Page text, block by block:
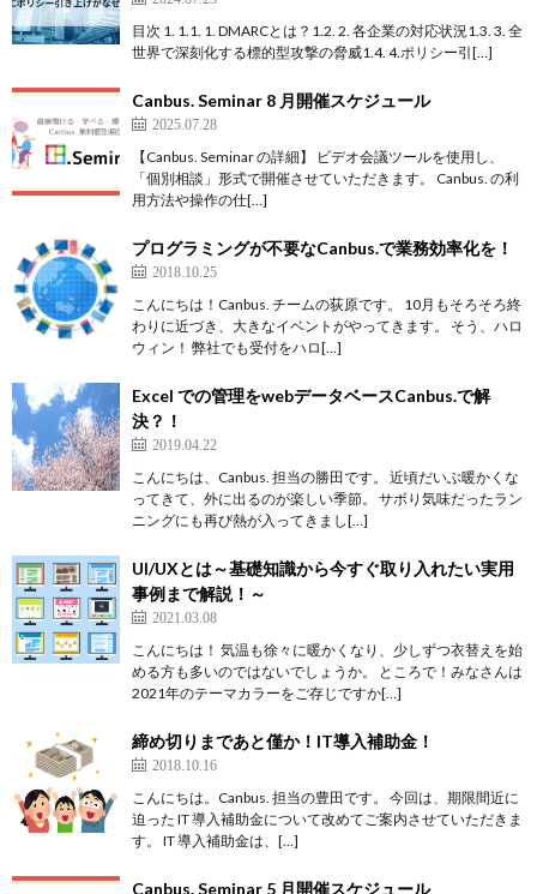
目次 1. 1.1. 1. DMARCとは？1.2. 2. 各企業の対応状況1.3. 3. 全
世界で深刻化する標的型攻撃の脅威1.4. 4.ポリシー引[…]
Canbus. Seminar 8 月開催スケジュール
2025.07.28
【Canbus. Seminar の詳細】 ビデオ会議ツールを使用し、
「個別相談」形式で開催させていただきます。 Canbus. の利
用方法や操作の仕[…]
プログラミングが不要なCanbus.で業務効率化を！
2018.10.25
こんにちは！Canbus. チームの荻原です。 10月もそろそろ終
わりに近づき、大きなイベントがやってきます。 そう、ハロ
ウィン！ 弊社でも受付をハロ[…]
Excel での管理をwebデータベースCanbus.で解
決？！
2019.04.22
こんにちは、Canbus. 担当の勝田です。 近頃だいぶ暖かくな
ってきて、外に出るのが楽しい季節。 サボり気味だったラン
ニングにも再び熱が入ってきまし[…]
UI/UXとは～基礎知識から今すぐ取り入れたい実用
事例まで解説！～
2021.03.08
こんにちは！ 気温も徐々に暖かくなり、少しずつ衣替えを始
める方も多いのではないでしょうか。 ところで！みなさんは
2021年のテーマカラーをご存じですか[…]
締め切りまであと僅か！IT導入補助金！
2018.10.16
こんにちは。Canbus. 担当の豊田です。 今回は、期限間近に
迫った IT 導入補助金について改めてご案内させていただきま
す。 IT 導入補助金は、[…]
Canbus. Seminar 5 月開催スケジュール